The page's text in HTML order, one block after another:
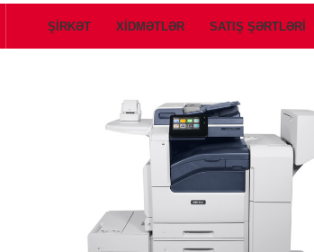
ŞİRKƏT XİDMƏTLƏR SATIŞ ŞƏRTLƏRİ